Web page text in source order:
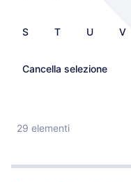
S T U V
Cancella selezione
29 elementi